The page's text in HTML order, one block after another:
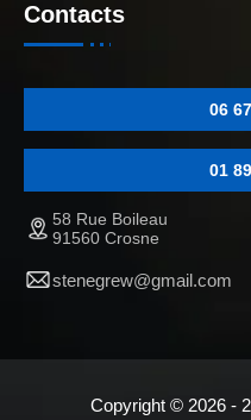
Contacts
06
01
58 Rue Boileau
91560 Crosne
stenegrew@gmail.com
Copyright © 2026 -